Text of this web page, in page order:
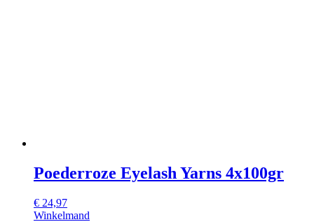
Poederroze Eyelash Yarns 4x100gr
€ 24,97
Winkelmand